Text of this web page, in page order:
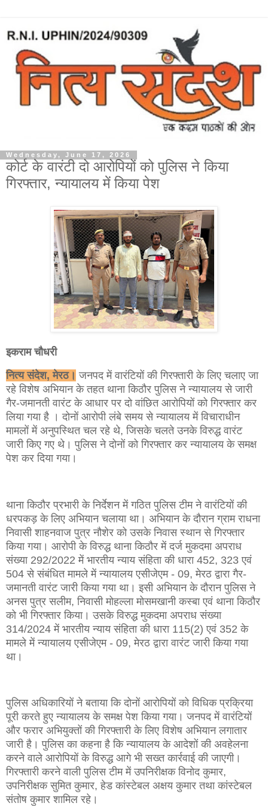
Wednesday, June 17, 2026
कोर्ट के वारंटी दो आरोपियों को पुलिस ने किया
गिरफ्तार, न्यायालय में किया पेश
इकराम चौधरी
नित्य संदेश, मेरठ। जनपद में वारंटियों की गिरफ्तारी के लिए चलाए जा
रहे विशेष अभियान के तहत थाना किठौर पुलिस ने न्यायालय से जारी
गैर-जमानती वारंट के आधार पर दो वांछित आरोपियों को गिरफ्तार कर
लिया‌ गया है । दोनों आरोपी लंबे समय से न्यायालय में विचाराधीन
मामलों में अनुपस्थित चल रहे थे, जिसके चलते उनके विरुद्ध वारंट
जारी किए गए थे। पुलिस ने दोनों को गिरफ्तार कर न्यायालय के समक्ष
पेश कर दिया गया।
थाना किठौर प्रभारी के निर्देशन में गठित पुलिस टीम ने वारंटियों की
धरपकड़ के लिए अभियान चलाया था। अभियान के दौरान ग्राम राधना
निवासी शाहनवाज पुत्र नौशेर को उसके निवास स्थान से गिरफ्तार
किया गया। आरोपी के विरुद्ध थाना किठौर में दर्ज मुकदमा अपराध
संख्या 292/2022 में भारतीय न्याय संहिता की धारा 452, 323 एवं
504 से संबंधित मामले में न्यायालय एसीजेएम - 09, मेरठ द्वारा गैर-
जमानती वारंट जारी किया गया था। इसी अभियान के दौरान पुलिस ने
अनस पुत्र सलीम, निवासी मोहल्ला मोसमखानी कस्बा एवं थाना किठौर
को भी गिरफ्तार किया। उसके विरुद्ध मुकदमा अपराध संख्या
314/2024 में भारतीय न्याय संहिता की धारा 115(2) एवं 352 के
मामले में न्यायालय एसीजेएम - 09, मेरठ द्वारा वारंट जारी किया गया
था।
पुलिस अधिकारियों ने बताया कि दोनों आरोपियों को विधिक प्रक्रिया
पूरी करते हुए न्यायालय के समक्ष पेश किया गया। जनपद में वारंटियों
और फरार अभियुक्तों की गिरफ्तारी के लिए विशेष अभियान लगातार
जारी है। पुलिस का कहना है कि न्यायालय के आदेशों की अवहेलना
करने वाले आरोपियों के विरुद्ध आगे भी सख्त कार्रवाई की जाएगी।
गिरफ्तारी करने वाली पुलिस टीम में उपनिरीक्षक विनोद कुमार,
उपनिरीक्षक सुमित कुमार, हेड कांस्टेबल अक्षय कुमार तथा कांस्टेबल
संतोष कुमार शामिल रहे।